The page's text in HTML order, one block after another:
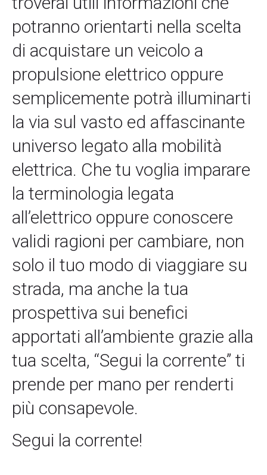
potranno orientarti nella scelta
di acquistare un veicolo a
propulsione elettrico oppure
semplicemente potrà illuminarti
la via sul vasto ed affascinante
universo legato alla mobilità
elettrica. Che tu voglia imparare
la terminologia legata
all’elettrico oppure conoscere
validi ragioni per cambiare, non
solo il tuo modo di viaggiare su
strada, ma anche la tua
prospettiva sui benefici
apportati all’ambiente grazie alla
tua scelta, “Segui la corrente” ti
prende per mano per renderti
più consapevole.
Segui la corrente!